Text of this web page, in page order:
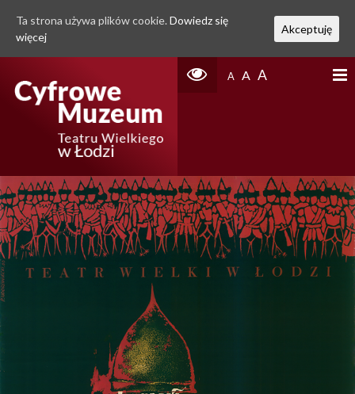
A A A
Ta strona używa plików cookie. Dowiedz się
więcej
Akceptuję